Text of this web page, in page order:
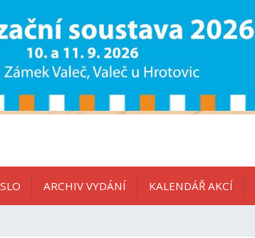
ARCHIV VYDÁNÍ KALENDÁŘ AKCÍ